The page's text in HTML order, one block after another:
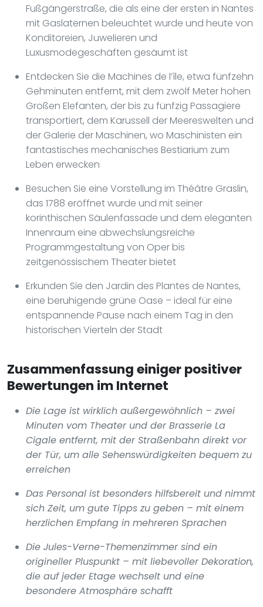
Fußgängerstraße, die als eine der ersten in Nantes
mit Gaslaternen beleuchtet wurde und heute von
Konditoreien, Juwelieren und
Luxusmodegeschäften gesäumt ist
Entdecken Sie die Machines de l’île, etwa fünfzehn
Gehminuten entfernt, mit dem zwölf Meter hohen
Großen Elefanten, der bis zu fünfzig Passagiere
transportiert, dem Karussell der Meereswelten und
der Galerie der Maschinen, wo Maschinisten ein
fantastisches mechanisches Bestiarium zum
Leben erwecken
Besuchen Sie eine Vorstellung im Théâtre Graslin,
das 1788 eröffnet wurde und mit seiner
korinthischen Säulenfassade und dem eleganten
Innenraum eine abwechslungsreiche
Programmgestaltung von Oper bis
zeitgenössischem Theater bietet
Erkunden Sie den Jardin des Plantes de Nantes,
eine beruhigende grüne Oase – ideal für eine
entspannende Pause nach einem Tag in den
historischen Vierteln der Stadt
Zusammenfassung einiger positiver
Bewertungen im Internet
Die Lage ist wirklich außergewöhnlich – zwei
Minuten vom Theater und der Brasserie La
Cigale entfernt, mit der Straßenbahn direkt vor
der Tür, um alle Sehenswürdigkeiten bequem zu
erreichen
Das Personal ist besonders hilfsbereit und nimmt
sich Zeit, um gute Tipps zu geben – mit einem
herzlichen Empfang in mehreren Sprachen
Die Jules-Verne-Themenzimmer sind ein
origineller Pluspunkt – mit liebevoller Dekoration,
die auf jeder Etage wechselt und eine
besondere Atmosphäre schafft